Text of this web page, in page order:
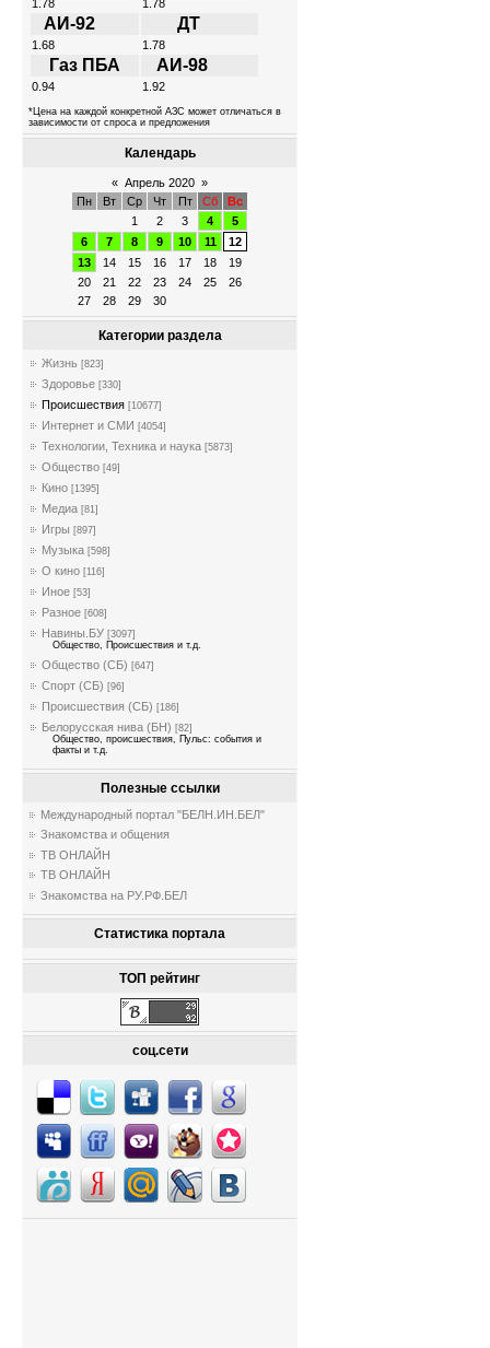
1.78 1.78
АИ-92 ДТ
1.68 1.78
Газ ПБА АИ-98
0.94 1.92
*Цена на каждой конкретной АЗС может отличаться в
зависимости от спроса и предложения
Календарь
« Апрель 2020 »
Пн
Вт Ср Чт Пт Сб
Вс
1
2 3 4
5
6
7 8 9 10 11
12
13
14 15 16 17 18
19
20
21 22 23 24 25
26
27
28 29 30
Категории раздела
Жизнь [823]
Здоровье [330]
Происшествия [10677]
Интернет и СМИ [4054]
Технологии, Техника и наука [5873]
Общество [49]
Кино [1395]
Медиа [81]
Игры [897]
Музыка [598]
О кино [116]
Иное [53]
Разное [608]
Навины.БУ [3097]
Общество, Происшествия и т.д.
Общество (СБ) [647]
Спорт (СБ) [96]
Происшествия (СБ) [186]
Белорусская нива (БН) [82]
Общество, происшествия, Пульс: события и
факты и т.д.
Полезные ссылки
Международный портал "БЕЛН.ИН.БЕЛ"
Знакомства и общения
ТВ ОНЛАЙН
ТВ ОНЛАЙН
Знакомства на РУ.РФ.БЕЛ
Статистика портала
ТОП рейтинг
соц.сети